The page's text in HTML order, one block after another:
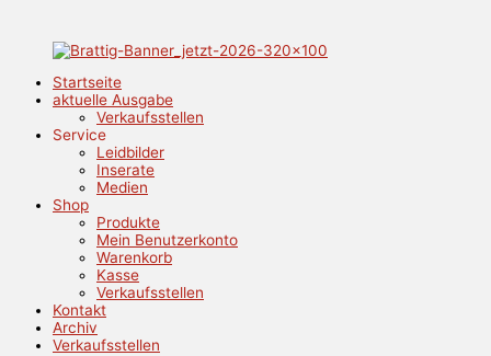
springen
Startseite
aktuelle Ausgabe
Verkaufsstellen
Service
Leidbilder
Inserate
Medien
Shop
Produkte
Mein Benutzerkonto
Warenkorb
Kasse
Verkaufsstellen
Kontakt
Archiv
Verkaufsstellen